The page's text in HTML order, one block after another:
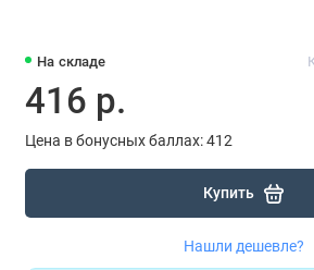
На складе
416 р.
Цена в бонусных баллах: 412
Купить
Нашли дешевле?